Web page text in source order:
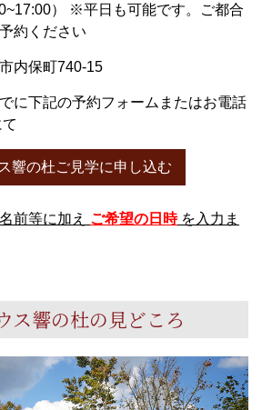
） ※平日も可能です。ご都合
約ください
内保町740-15
に下記の予約フォームまたはお電話
響の杜ご見学に申し込む
前等に加え ご希望の日時 を入力ま
ス響の杜の見どころ